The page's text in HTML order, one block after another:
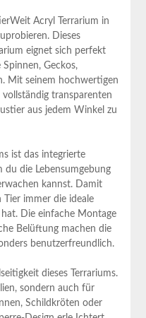
Acryl Terrarium in
Dieses
eignet sich​ perfekt
Geckos,
Mit seinem hochwertigen
transparenten
aus jedem Winkel zu
ist das integrierte
​du die ⁣Lebensumgebung
kannst.‌ Damit
Tier immer die ​ideale
Die⁢ einfache​ Montage
Belüftung machen ‍die
benutzerfreundlich.
dieses Terrariums.
sondern auch⁣ für
​Schildkröten oder